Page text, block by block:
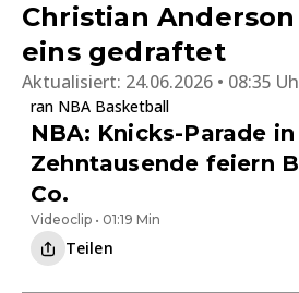
Christian
eins gedraftet
Aktualisiert: 24.06.2026 • 08:35
ran NBA Basketball
NBA: Knicks-Parade
Zehntausende feiern
Co.
Videoclip • 01:19 Min
Teilen